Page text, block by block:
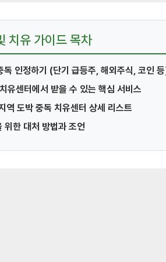
치유 가이드 목차
독 인정하기 (단기 급등주, 해외주식, 코인
유센터에서 받을 수 있는 핵심 서비스
역 도박 중독 치유센터 상세 리스트
위한 대처 방법과 조언